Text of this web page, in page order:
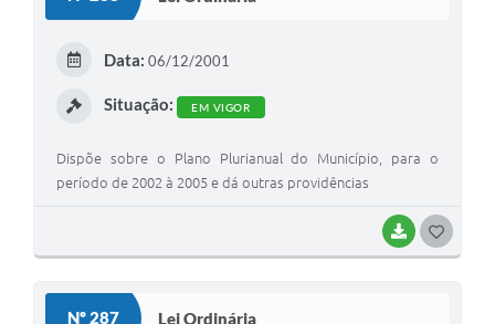
BAIXAR
Data: 06/12/2001
Situação: EM VIGOR
Dispõe sobre o Plano Plurianual do Município, para o
período de 2002 à 2005 e dá outras providências
Nº 287 Lei Ordinária